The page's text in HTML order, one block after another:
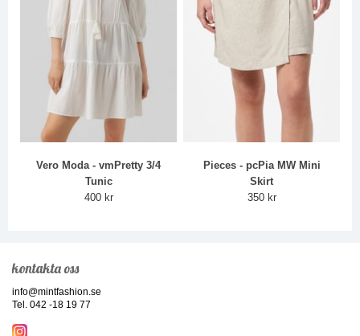
Vero Moda - vmPretty 3/4
Tunic
400 kr
Pieces - pcPia MW Mini
Skirt
350 kr
kontakta oss
info@mintfashion.se
Tel. 042 -18 19 77